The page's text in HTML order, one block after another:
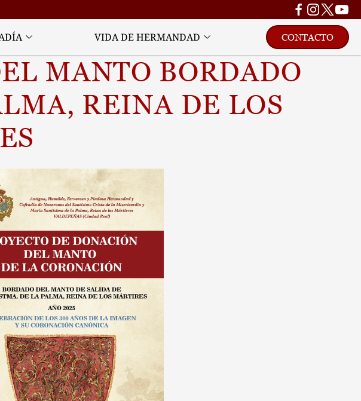
VIDA DE HERMANDAD CONTACTO
MANTO BORDADO
REINA DE LOS